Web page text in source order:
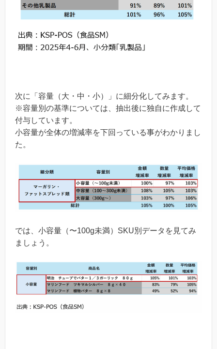
次に「容量（大・中・小）」に細分化してみます。
※容量別の基準については、抽出後に独自に作成して
付与しています。
小容量が全体の増減率を下回っている事がわかりまし
た。
では、小容量（〜100g未満）SKU別データを見てみ
ましょう。